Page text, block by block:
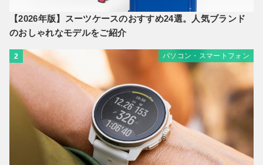
【2026年版】スーツケースのおすすめ24選。人気ブランド
のおしゃれなモデルをご紹介
2 パソコン・スマートフォン